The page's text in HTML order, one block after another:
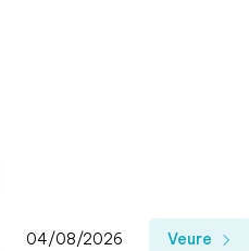
04/08/2026 Veure